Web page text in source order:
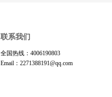
联系我们
全国热线：4006190803
Email：2271388191@qq.com